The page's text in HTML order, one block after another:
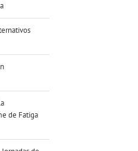
de Fatiga